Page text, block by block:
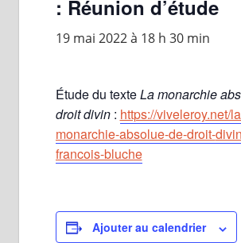
: Réunion d’étude
19 mai 2022 à 18 h 30 min
Étude du texteLa monarchie
droit divin: https://viveleroy.net/
monarchie-absolue-de-droit-
francois-bluche
Ajouter au calendrier